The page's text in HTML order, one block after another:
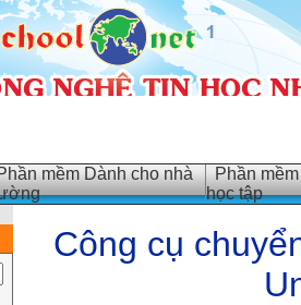
mềm Dành cho nhà
Phần
học tập
Công cụ